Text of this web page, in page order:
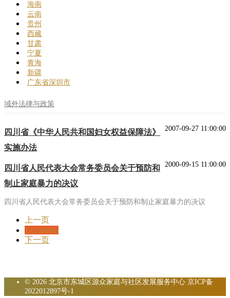
海南
云南
贵州
西藏
甘肃
宁夏
青海
新疆
广东省深圳市
域外法律与政策
2007-09-27 11:00:00
四川省《中华人民共和国妇女权益保障法》
实施办法
2000-09-15 11:00:00
四川省人民代表大会常务委员会关于预防和
制止家庭暴力的决议
四川省人民代表大会常务委员会关于预防和制止家庭暴力的决议
上一页
1 (current)
下一页
© 2026 北京市东城区源众家庭与社区发展服务中心 京ICP备
2022012897号-1